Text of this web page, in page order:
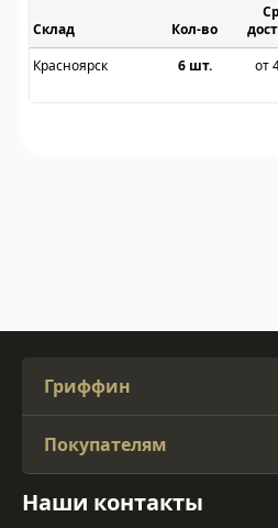
Склад
Красноярск
6 шт. от
Гриффин
Покупателям
Наши контакты